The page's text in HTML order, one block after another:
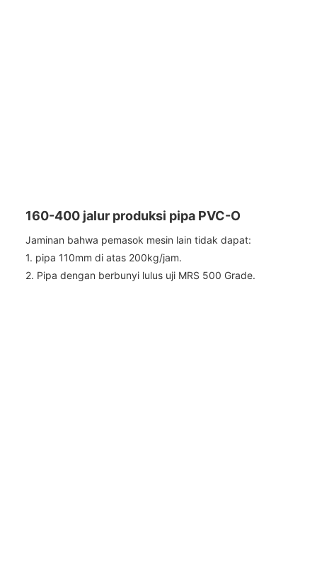
160-400 jalur produksi pipa PVC-O
Jaminan bahwa pemasok mesin lain tidak dapat:
1. pipa 110mm di atas 200kg/jam.
2. Pipa dengan berbunyi lulus uji MRS 500 Grade.